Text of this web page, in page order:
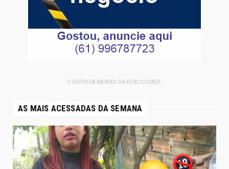
- CONTINUA ABAIXO DA PUBLICIDADE -
AS MAIS ACESSADAS DA SEMANA